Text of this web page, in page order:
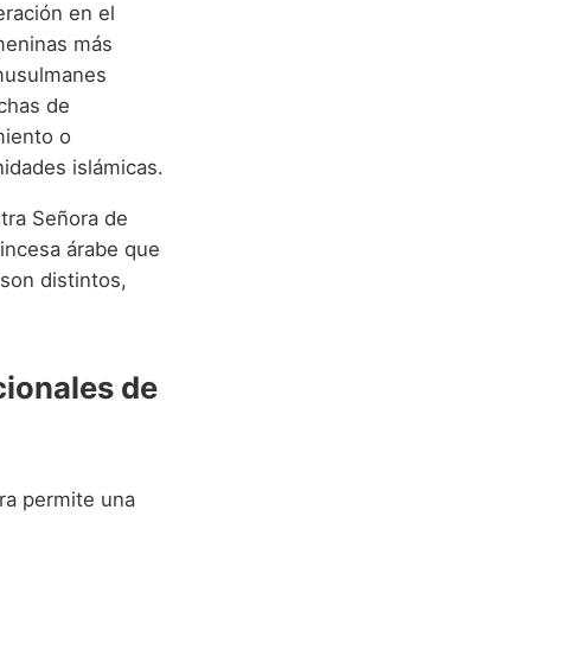
en el
más
de
o
islámicas.
Señora de
árabe que
distintos,
de
permite una